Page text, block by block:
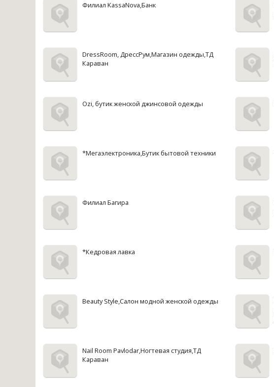
Филиал KassaNova,Банк
DressRoom, ДрессРум,Магазин одежды,ТД
Караван
Ozi, бутик женской джинсовой одежды
*Мегаэлектроника,Бутик бытовой техники
Филиал Багира
*Кедровая лавка
Beauty Style,Салон модной женской одежды
Nail Room Pavlodar,Ногтевая студия,ТД
Караван